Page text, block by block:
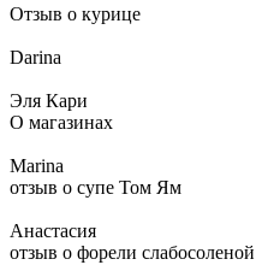
Отзыв о курице
Darina
Эля Кари
О магазинах
Marina
отзыв о супе Том Ям
Анастасия
отзыв о форели слабосоленой